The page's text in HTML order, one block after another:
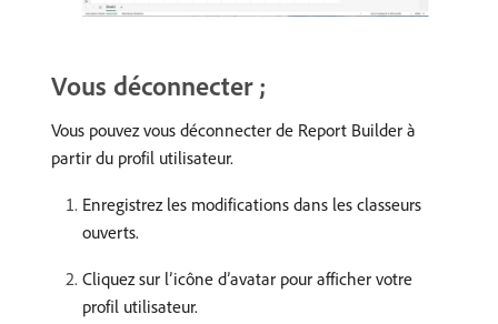
Vous déconnecter ;
Vous pouvez vous déconnecter de Report Builder à
partir du profil utilisateur.
Enregistrez les modifications dans les classeurs
ouverts.
Cliquez sur lʼicône dʼavatar pour afficher votre
profil utilisateur.